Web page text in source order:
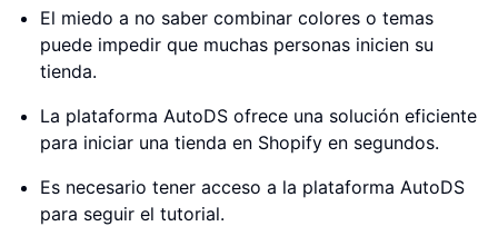
El miedo a no saber combinar colores o temas
puede impedir que muchas personas inicien su
tienda.
La plataforma AutoDS ofrece una solución eficiente
para iniciar una tienda en Shopify en segundos.
Es necesario tener acceso a la plataforma AutoDS
para seguir el tutorial.